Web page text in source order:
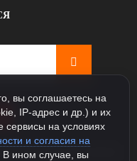
проспект д.5, корпус
вы соглашаетесь на
IP-адрес и др.) и их
сервисы на условиях
и согласия на
В ином случае, вы